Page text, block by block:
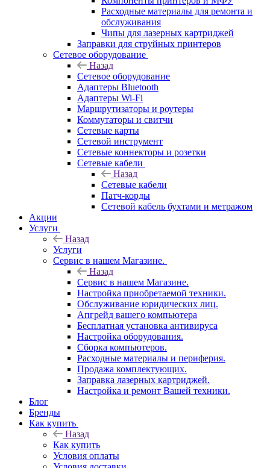
Расходные материалы для ремонта и
обслуживания
Чипы для лазерных картриджей
Заправки для струйных принтеров
Сетевое оборудование
Назад
Сетевое оборудование
Адаптеры Bluetooth
Адаптеры Wi-Fi
Маршрутизаторы и роутеры
Коммутаторы и свитчи
Сетевые карты
Сетевой инструмент
Сетевые коннекторы и розетки
Сетевые кабели
Назад
Сетевые кабели
Патч-корды
Сетевой кабель бухтами и метражом
Акции
Услуги
Назад
Услуги
Сервис в нашем Магазине.
Назад
Сервис в нашем Магазине.
Настройка приобретаемой техники.
Обслуживание юридических лиц.
Апгрейд вашего компьютера
Бесплатная установка антивируса
Настройка оборудования.
Сборка компьютеров.
Расходные материалы и периферия.
Продажа комплектующих.
Заправка лазерных картриджей.
Настройка и ремонт Вашей техники.
Блог
Бренды
Как купить
Назад
Как купить
Условия оплаты